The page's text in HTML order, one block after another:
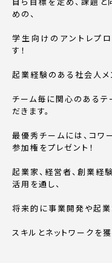
めの、
学生向けのアントレプ
す！
起業経験のある社会人メ
チーム毎に関心のあるテ
だきます。
最優秀チームには、コ
参加権をプレゼント！
起業家、経営者、創業経
活用を通し、
将来的に事業開発や起業
スキルとネットワークを